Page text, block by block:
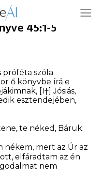
45:1-5
próféta szóla
ő könyvbe írá e
[1†] Jósiás,
esztendejében,
te néked, Báruk:
nékem, mert az Úr az
elfáradtam az én
nem